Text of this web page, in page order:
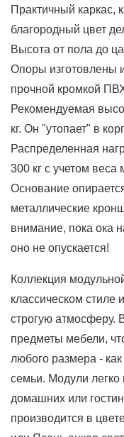
Практичный каркас,
благородный цвет
Высота от пола до
Опоры изготовлены
прочной кромкой
Рекомендуемая
кг. Он "утопает" в
Распределенная
300 кг с учетом веса
Основание
металлические
внимание, пока ока
оно не опускается!
Коллекция
классическом стиле
строгую атмосферу.
предметы мебели,
любого размера -
семьи. Модули
домашних или
производится в